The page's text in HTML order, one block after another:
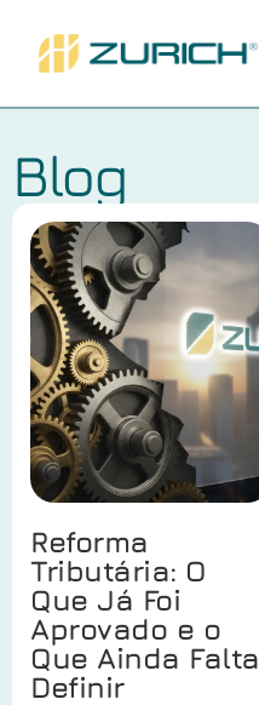
Blog
Reforma
Tributária: O
Que Já Foi
Aprovado e o
Que Ainda Falta
Definir